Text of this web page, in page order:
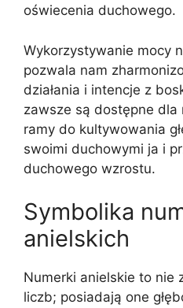
oświecenia duchowego.
Wykorzystywanie mocy
pozwala nam
działania i intencje z
zawsze są dostępne dla
ramy do kultywowania
swoimi duchowymi ja i
duchowego wzrostu.
Symbolika
anielskich
Numerki anielskie to nie
liczb; posiadają one